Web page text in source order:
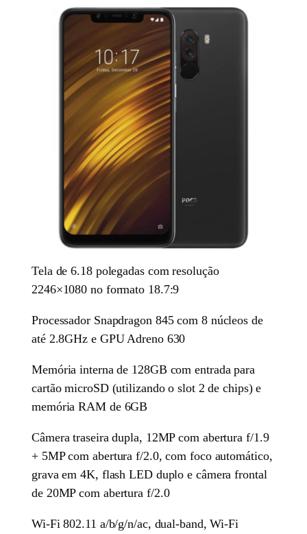
Tela de 6.18 polegadas com resolução
2246×1080 no formato 18.7:9
Processador Snapdragon 845 com 8 núcleos de
até 2.8GHz e GPU Adreno 630
Memória interna de 128GB com entrada para
cartão microSD (utilizando o slot 2 de chips) e
memória RAM de 6GB
Câmera traseira dupla, 12MP com abertura f/1.9
+ 5MP com abertura f/2.0, com foco automático,
grava em 4K, flash LED duplo e câmera frontal
de 20MP com abertura f/2.0
Wi-Fi 802.11 a/b/g/n/ac, dual-band, Wi-Fi